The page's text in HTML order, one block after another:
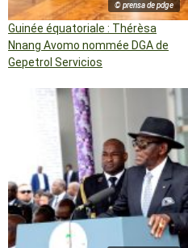
© prensa de pdge
Guinée équatoriale : Thérèsa
Nnang Avomo nommée DGA de
Gepetrol Servicios